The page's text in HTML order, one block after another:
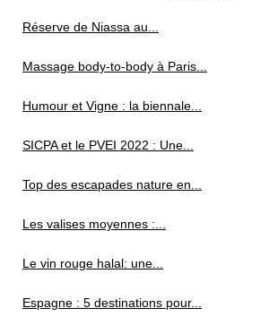
Réserve de Niassa au...
Massage body-to-body à Paris...
Humour et Vigne : la biennale...
SICPA et le PVEI 2022 : Une...
Top des escapades nature en...
Les valises moyennes :...
Le vin rouge halal: une...
Espagne : 5 destinations pour...